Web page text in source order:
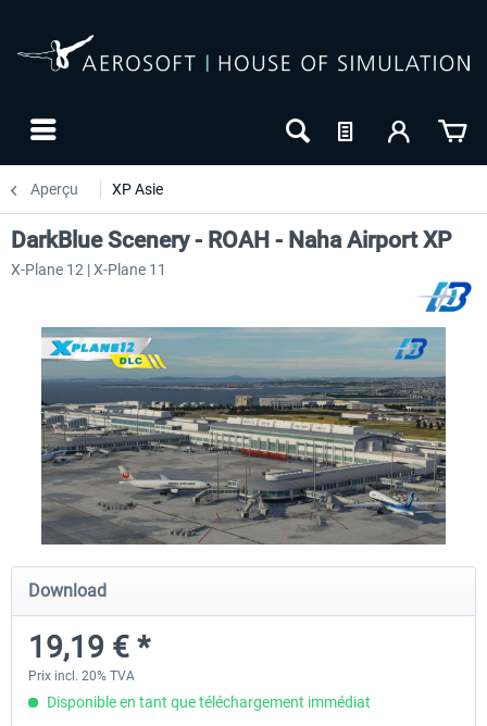
Aperçu XP Asie
RJAA Tokyo Narita XP
24,38 € *
Moscow City XP
DarkBlue Scenery - ROAH - Naha Airport XP
X-Plane 12 | X-Plane 11
Download
19,19 € *
Prix incl. 20% TVA
Disponible en tant que téléchargement immédiat